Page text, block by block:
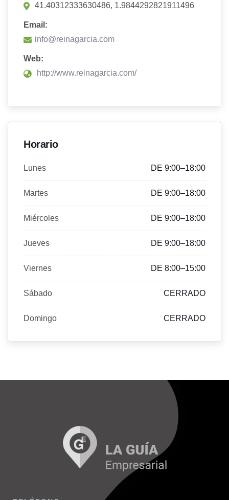
41.40312333630486, 1.9844292821911496
Email:
info@reinagarcia.com
Web:
http://www.reinagarcia.com/
Horario
Lunes DE 9:00–18:00
Martes DE 9:00–18:00
Miércoles DE 9:00–18:00
Jueves DE 9:00–18:00
Viernes DE 8:00–15:00
Sábado CERRADO
Domingo CERRADO